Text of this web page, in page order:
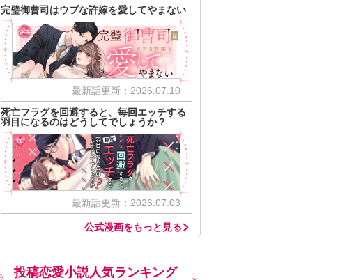
完璧御曹司はウブな許嫁を愛してやまない
最新話更新：2026.07.10
死亡フラグを回避すると、毎回エッチする
羽目になるのはどうしてでしょうか？
最新話更新：2026.07.03
公式漫画をもっと見る
投稿恋愛小説人気ランキング